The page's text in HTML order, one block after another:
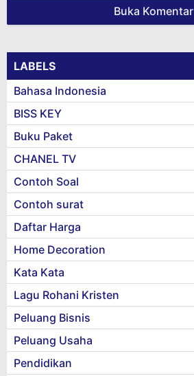
Buka Komentar
LABELS
Bahasa Indonesia
BISS KEY
Buku Paket
CHANEL TV
Contoh Soal
Contoh surat
Daftar Harga
Home Decoration
Kata Kata
Lagu Rohani Kristen
Peluang Bisnis
Peluang Usaha
Pendidikan